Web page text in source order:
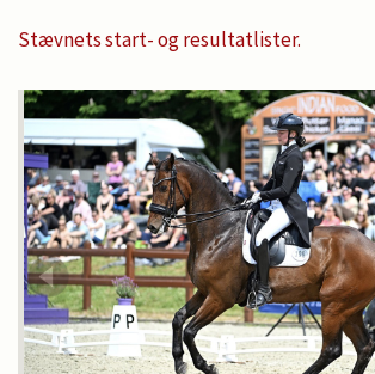
Stævnets start- og resultatlister.